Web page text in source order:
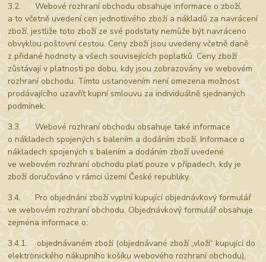
3.2. Webové rozhraní obchodu obsahuje informace o zboží,
a to včetně uvedení cen jednotlivého zboží a nákladů za navrácení
zboží, jestliže toto zboží ze své podstaty nemůže být navráceno
obvyklou poštovní cestou. Ceny zboží jsou uvedeny včetně daně
z přidané hodnoty a všech souvisejících poplatků. Ceny zboží
zůstávají v platnosti po dobu, kdy jsou zobrazovány ve webovém
rozhraní obchodu. Tímto ustanovením není omezena možnost
prodávajícího uzavřít kupní smlouvu za individuálně sjednaných
podmínek.
3.3. Webové rozhraní obchodu obsahuje také informace
o nákladech spojených s balením a dodáním zboží. Informace o
nákladech spojených s balením a dodáním zboží uvedené
ve webovém rozhraní obchodu platí pouze v případech, kdy je
zboží doručováno v rámci území České republiky.
3.4. Pro objednání zboží vyplní kupující objednávkový formulář
ve webovém rozhraní obchodu. Objednávkový formulář obsahuje
zejména informace o:
3.4.1. objednávaném zboží (objednávané zboží „vloží“ kupující do
elektronického nákupního košíku webového rozhraní obchodu),